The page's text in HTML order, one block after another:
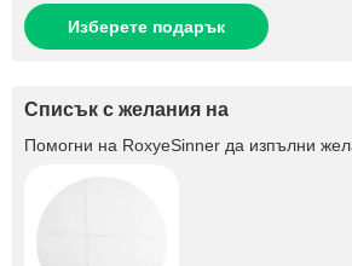
Изберете подарък
Списък с желания на
Помогни на RoxyeSinner да изпълни